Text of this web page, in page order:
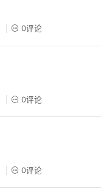
0评论
0评论
0评论